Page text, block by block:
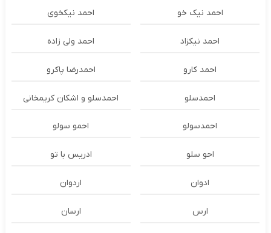
احمد نیک خو احمد نیکخوی
احمد نیکزاد احمد ولی زاده
احمد کارو احمدرضا پاکرو
احمدسلو احمدسلو و اشکان کریمخانی
احمدسولو احمو سولو
احو سلو ادریس با تو
ادوان اردوان
ارس ارسان